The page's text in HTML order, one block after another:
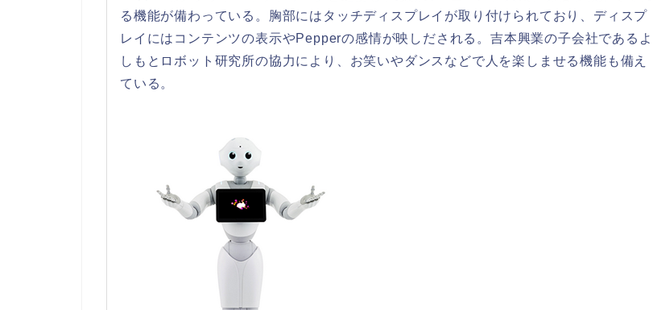
る機能が備わっている。胸部にはタッチディスプレイが取り付けられており、ディスプ
レイにはコンテンツの表示やPepperの感情が映しだされる。吉本興業の子会社であるよ
しもとロボット研究所の協力により、お笑いやダンスなどで人を楽しませる機能も備え
ている。